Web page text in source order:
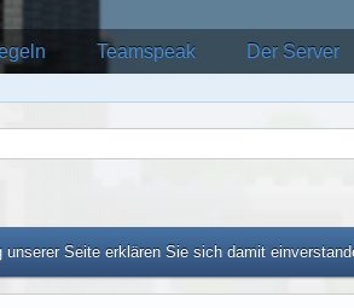
Teamspeak Der Server
Seite erklären Sie sich damit